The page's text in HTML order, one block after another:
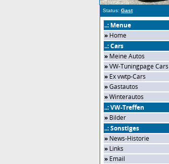
Status: Gast
..: Menue
» Home
..: Cars
» Meine Autos
»VW-Tuningpage Cars
» Ex vwtp-Cars
»Gastautos
»Winterautos
..: VW-Treffen
» Bilder
..: Sonstiges
» News-Historie
» Links
» Email